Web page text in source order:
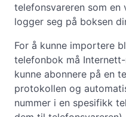
telefonsvareren som en
logger seg på boksen
For å kunne importere
telefonbok må
kunne abonnere på en
protokollen og
nummer i en spesifikk